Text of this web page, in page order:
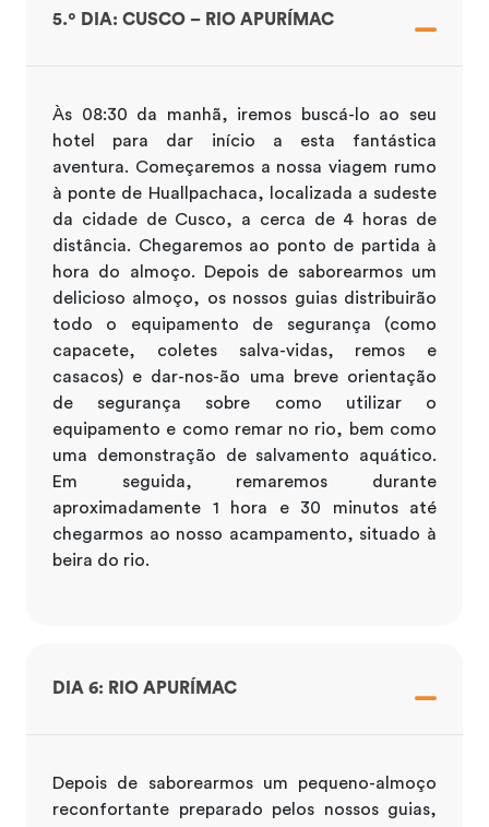
5.º DIA: CUSCO – RIO APURÍMAC
Às 08:30 da manhã, iremos buscá-lo ao seu
hotel para dar início a esta fantástica
aventura. Começaremos a nossa viagem rumo
à ponte de Huallpachaca, localizada a sudeste
da cidade de Cusco, a cerca de 4 horas de
distância. Chegaremos ao ponto de partida à
hora do almoço. Depois de saborearmos um
delicioso almoço, os nossos guias distribuirão
todo o equipamento de segurança (como
capacete, coletes salva-vidas, remos e
casacos) e dar-nos-ão uma breve orientação
de segurança sobre como utilizar o
equipamento e como remar no rio, bem como
uma demonstração de salvamento aquático.
Em seguida, remaremos durante
aproximadamente 1 hora e 30 minutos até
chegarmos ao nosso acampamento, situado à
beira do rio.
DIA 6: RIO APURÍMAC
Depois de saborearmos um pequeno-almoço
reconfortante preparado pelos nossos guias,